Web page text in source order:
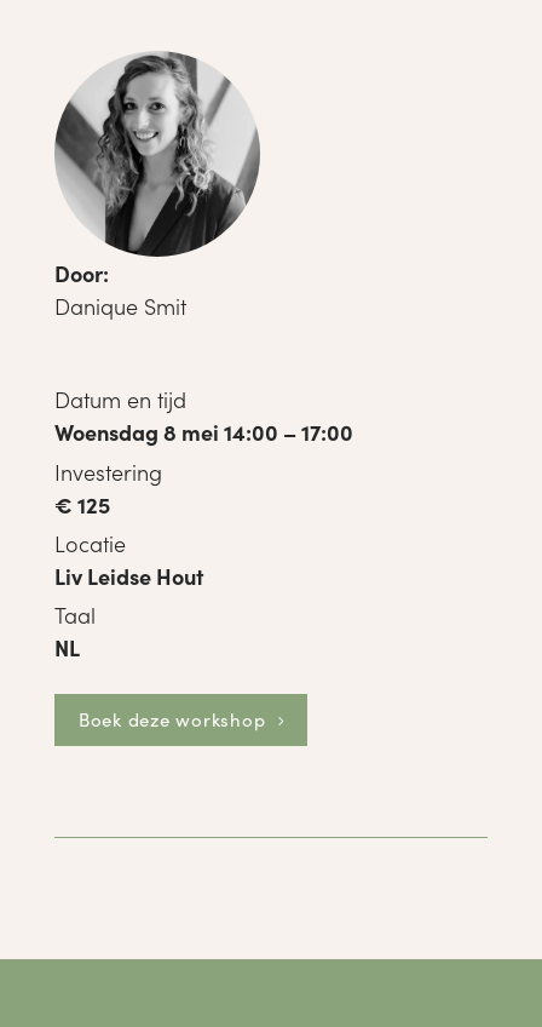
Door:
Danique Smit
Datum en tijd
Woensdag 8 mei 14:00 – 17:00
Investering
€ 125
Locatie
Liv Leidse Hout
Taal
NL
Boek deze workshop